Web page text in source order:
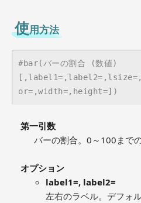
使用方法
#bar(バーの割合 (数値)
or=,width=,height=])
第一引数
バーの割合。0～100まで
オプション
label1=, label2=
左右のラベル。デフォ